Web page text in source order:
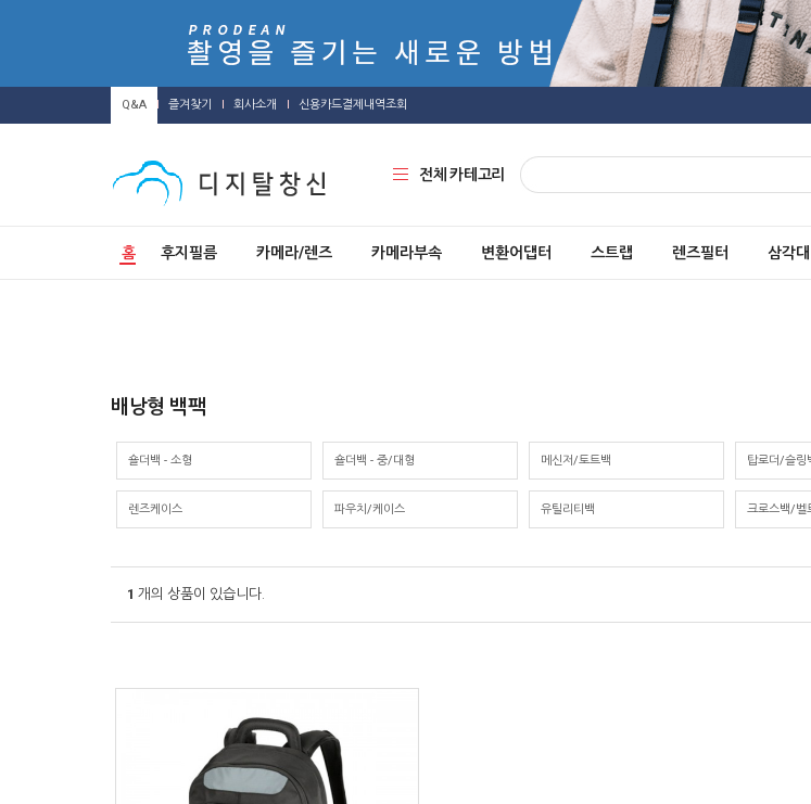
Q&A 즐겨찾기 회사소개 신용카드결제내역조회
전체 카테고리
홈 후지필름 카메라/렌즈 카메라부속 변환어댑터 스트랩 렌즈필터 삼각대
배낭형 백팩
숄더백 - 소형 숄더백 - 중/대형 메신저/토트백 탑로더/슬링
렌즈케이스 파우치/케이스 유틸리티백 크로스백/벨
1 개의 상품이 있습니다.